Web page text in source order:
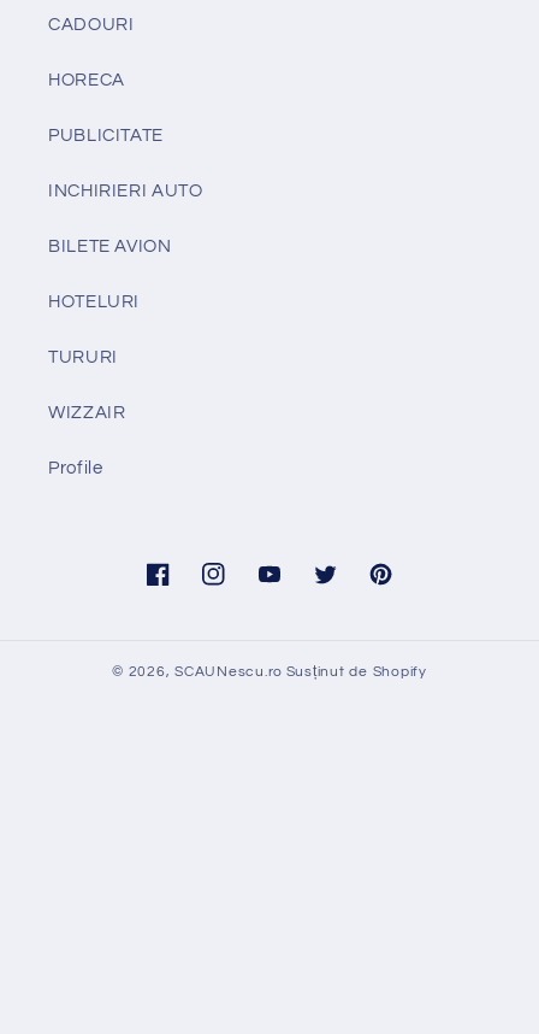
CADOURI
HORECA
PUBLICITATE
INCHIRIERI AUTO
BILETE AVION
HOTELURI
TURURI
WIZZAIR
Profile
FacebookInstagramYouTubeTwitter Pinterest
© 2026,SCAUNescu.ro Susținut de Shopify